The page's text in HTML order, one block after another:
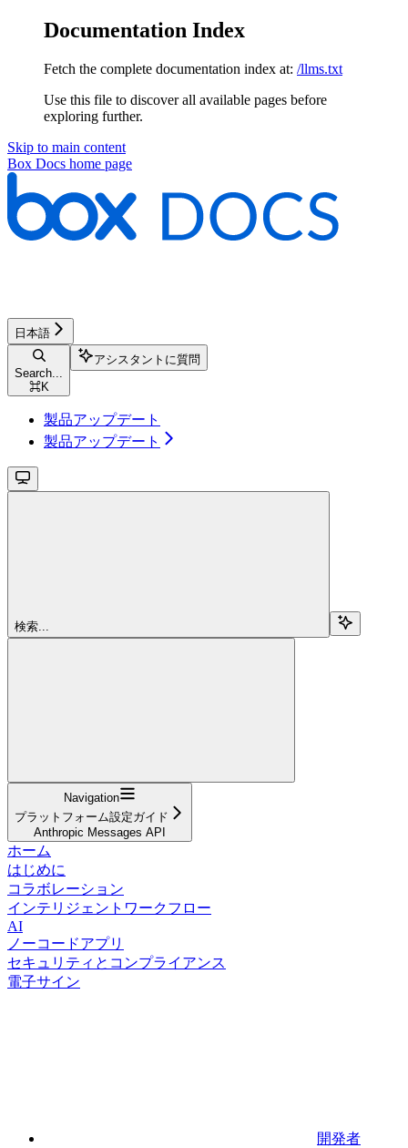
Documentation Index
Fetch the complete documentation index at: /llms.txt
Use this file to discover all available pages before
exploring further.
Skip to main content
Box Docs home page
日本語
Search...
⌘K
アシスタントに質問
製品アップデート
製品アップデート
検索...
Navigation
プラットフォーム設定ガイド
Anthropic Messages API
ホーム
はじめに
コラボレーション
インテリジェントワークフロー
AI
ノーコードアプリ
セキュリティとコンプライアンス
電子サイン
開発者